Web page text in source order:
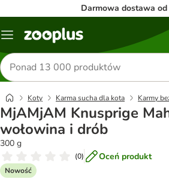
Darmowa dostawa od
Menu
Szukaj
produktów
Koty Karma sucha dla kota Karmy
MjAMjAM Knusprige
wołowina i drób
300 g
(0) Oceń produkt
Nowość